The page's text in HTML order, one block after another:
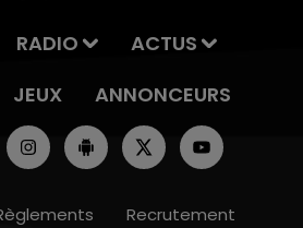
RADIO
ACTUS
JEUX ANNONCEURS
Recrutement